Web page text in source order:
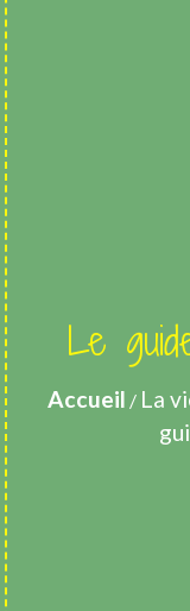
Le
Accueil / La